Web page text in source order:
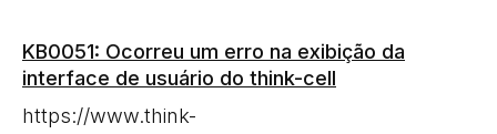
KB0051: Ocorreu um erro na exibição da
interface de usuário do think-cell
https://www.think-